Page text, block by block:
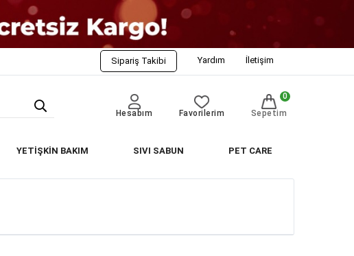
Sipariş Takibi Yardım İletişim
Hesabım Favorilerim Sepetim
0
YETİŞKİN BAKIM SIVI SABUN PET CARE